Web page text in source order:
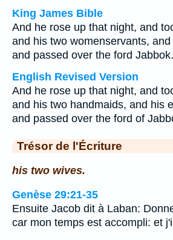
King James Bible
And he rose up that night, and
and his two womenservants,
and passed over the ford Jabbok.
English Revised Version
And he rose up that night, and
and his two handmaids, and his
and passed over the ford of
Trésor de l'Écriture
his two wives.
Genèse 29:21-35
Ensuite Jacob dit à Laban:
car mon temps est accompli: et